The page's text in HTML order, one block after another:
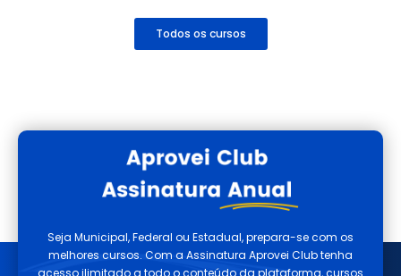
Todos os cursos
Seja Municipal, Federal ou Estadual, prepara-se com os
melhores cursos. Com a Assinatura Aprovei Club tenha
acesso ilimitado a todo o conteúdo da plataforma, cursos